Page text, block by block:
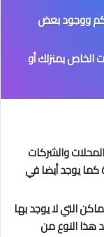
ووجود بعض
الخاص بمنزلك أو
والشركات
كما يوجد أيضا في
التي لا يوجد بها
هذا النوع من